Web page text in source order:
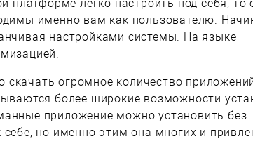
платформе легко настроить под себя, то
именно вам как пользователю.
настройками системы. На языке
скачать огромное количество
более широкие возможности
приложение можно установить без
но именно этим она многих и